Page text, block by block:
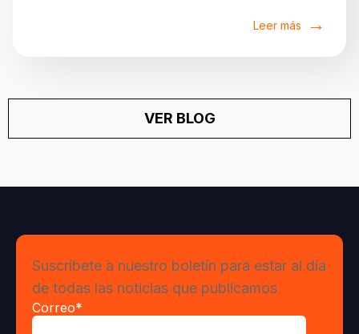
Leer más
VER BLOG
Suscríbete a nuestro boletín para estar al día
de todas las noticias que publicamos
Correo*